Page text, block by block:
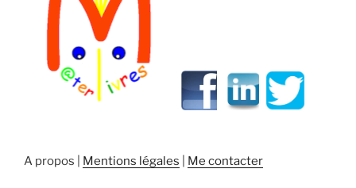
A propos | Mentions légales Me contacter